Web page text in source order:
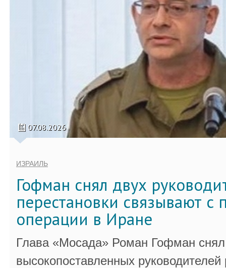
07.08.2026
ИЗРАИЛЬ
Гофман снял двух
перестановки связывают с
операции в Иране
Глава «Мосада» Роман Гофман снял
высокопоставленных